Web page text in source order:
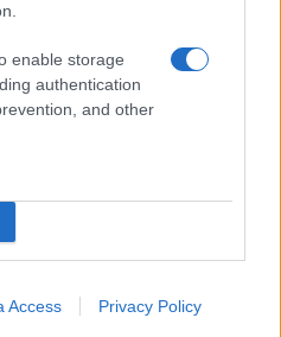
enable storage
authentication
and other
Access Privacy Policy
con bombole, intervento dei